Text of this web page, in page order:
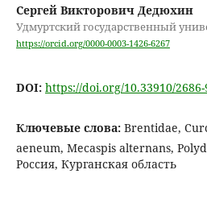
Сергей Викторович Дедюхин
Удмуртский государственный
https://orcid.org/0000-0003-1426-6267
DOI: https://doi.org/10.33910/2686-
Ключевые слова: Brentidae,
aeneum, Mecaspis alternans,
Россия, Курганская область